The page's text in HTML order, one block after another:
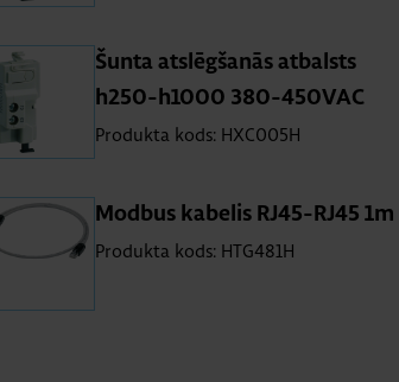
Šunta at­slēg­ša­nās at­balsts
h250-h1000 380-450VAC
Produkta kods: HXC005H
Modbus ka­be­lis RJ45-RJ45 1m
Produkta kods: HTG481H